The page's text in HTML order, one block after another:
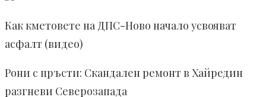
Как кметовете на ДПС-Ново начало усвояват
асфалт (видео)
Рони с пръсти: Скандален ремонт в Хайредин
разгневи Северозапада